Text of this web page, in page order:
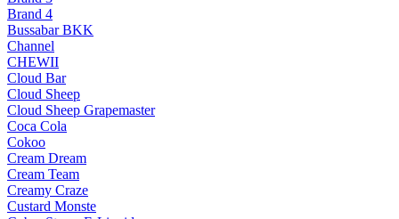
Brand 4
Bussabar BKK
Channel
CHEWII
Cloud Bar
Cloud Sheep
Cloud Sheep Grapemaster
Coca Cola
Cokoo
Cream Dream
Cream Team
Creamy Craze
Custard Monste